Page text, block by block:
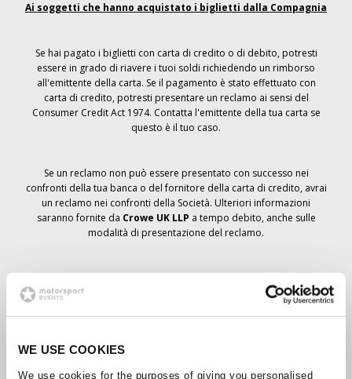
WE USE COOKIES
We use cookies for the purposes of giving you personalised
Ai soggetti che hanno acquistato i biglietti dalla Compagnia
Se hai pagato i biglietti con carta di credito o di debito, potresti
essere in grado di riavere i tuoi soldi richiedendo un rimborso
all'emittente della carta. Se il pagamento è stato effettuato con
carta di credito, potresti presentare un reclamo ai sensi del
Consumer Credit Act 1974. Contatta l'emittente della tua carta se
questo è il tuo caso.
Se un reclamo non può essere presentato con successo nei
confronti della tua banca o del fornitore della carta di credito, avrai
un reclamo nei confronti della Società. Ulteriori informazioni
saranno fornite da Crowe UK LLP a tempo debito, anche sulle
modalità di presentazione del reclamo.
del biglietto, la prenotazione non è stata cancellata e si prevede
che riceverai i biglietti ordinati a tempo debito. La direzione della